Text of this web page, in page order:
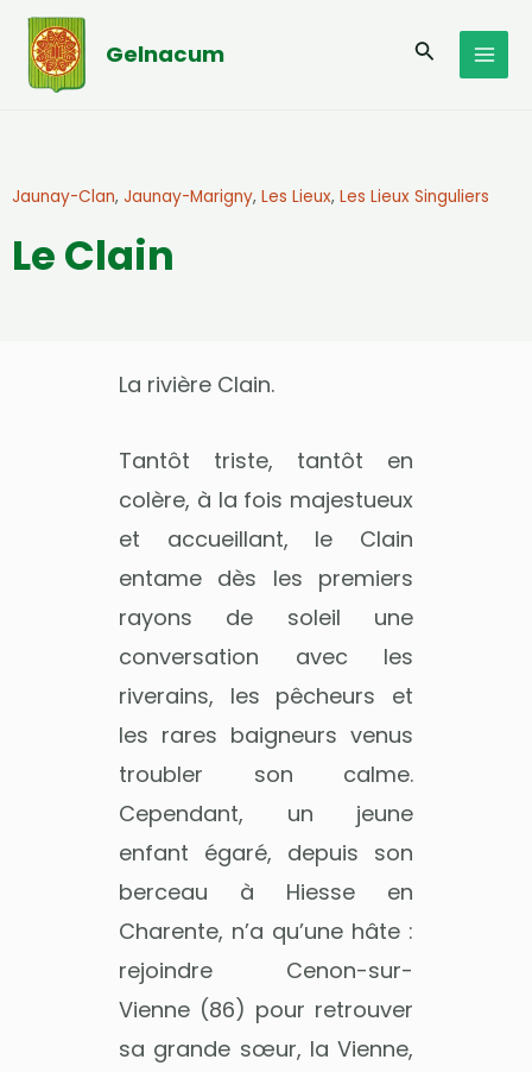
Aller
contenu
Gelnacum
Jaunay-Clan, Jaunay-Marigny, Les Lieux, Les Lieux Singuliers
Le Clain
La rivière Clain.
Tantôt triste, tantôt en
colère, à la fois majestueux
et accueillant, le Clain
entame dès les premiers
rayons de soleil une
conversation avec les
riverains, les pêcheurs et
les rares baigneurs venus
troubler son calme.
Cependant, un jeune
enfant égaré, depuis son
berceau à Hiesse en
Charente, n’a qu’une hâte :
rejoindre Cenon-sur-
Vienne (86) pour retrouver
sa grande sœur, la Vienne,